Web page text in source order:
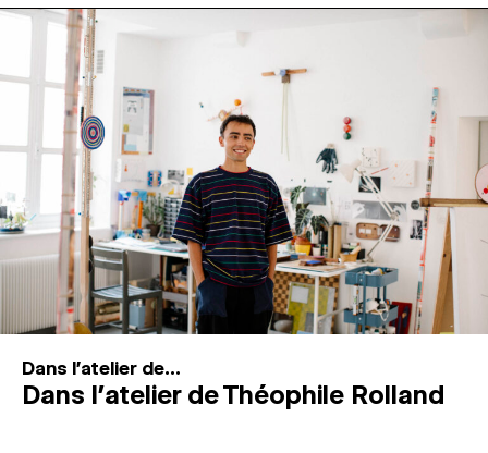
PROGRAMMATION
MAGAZINE
ESPACES DE PRATIQUE ARTISTIQUE ↓
Recherche
Connexion
Dans l'atelier de...
Dans l’atelier de Théophile Rolland